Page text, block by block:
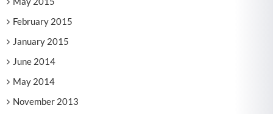
February 2015
January 2015
June 2014
May 2014
November 2013